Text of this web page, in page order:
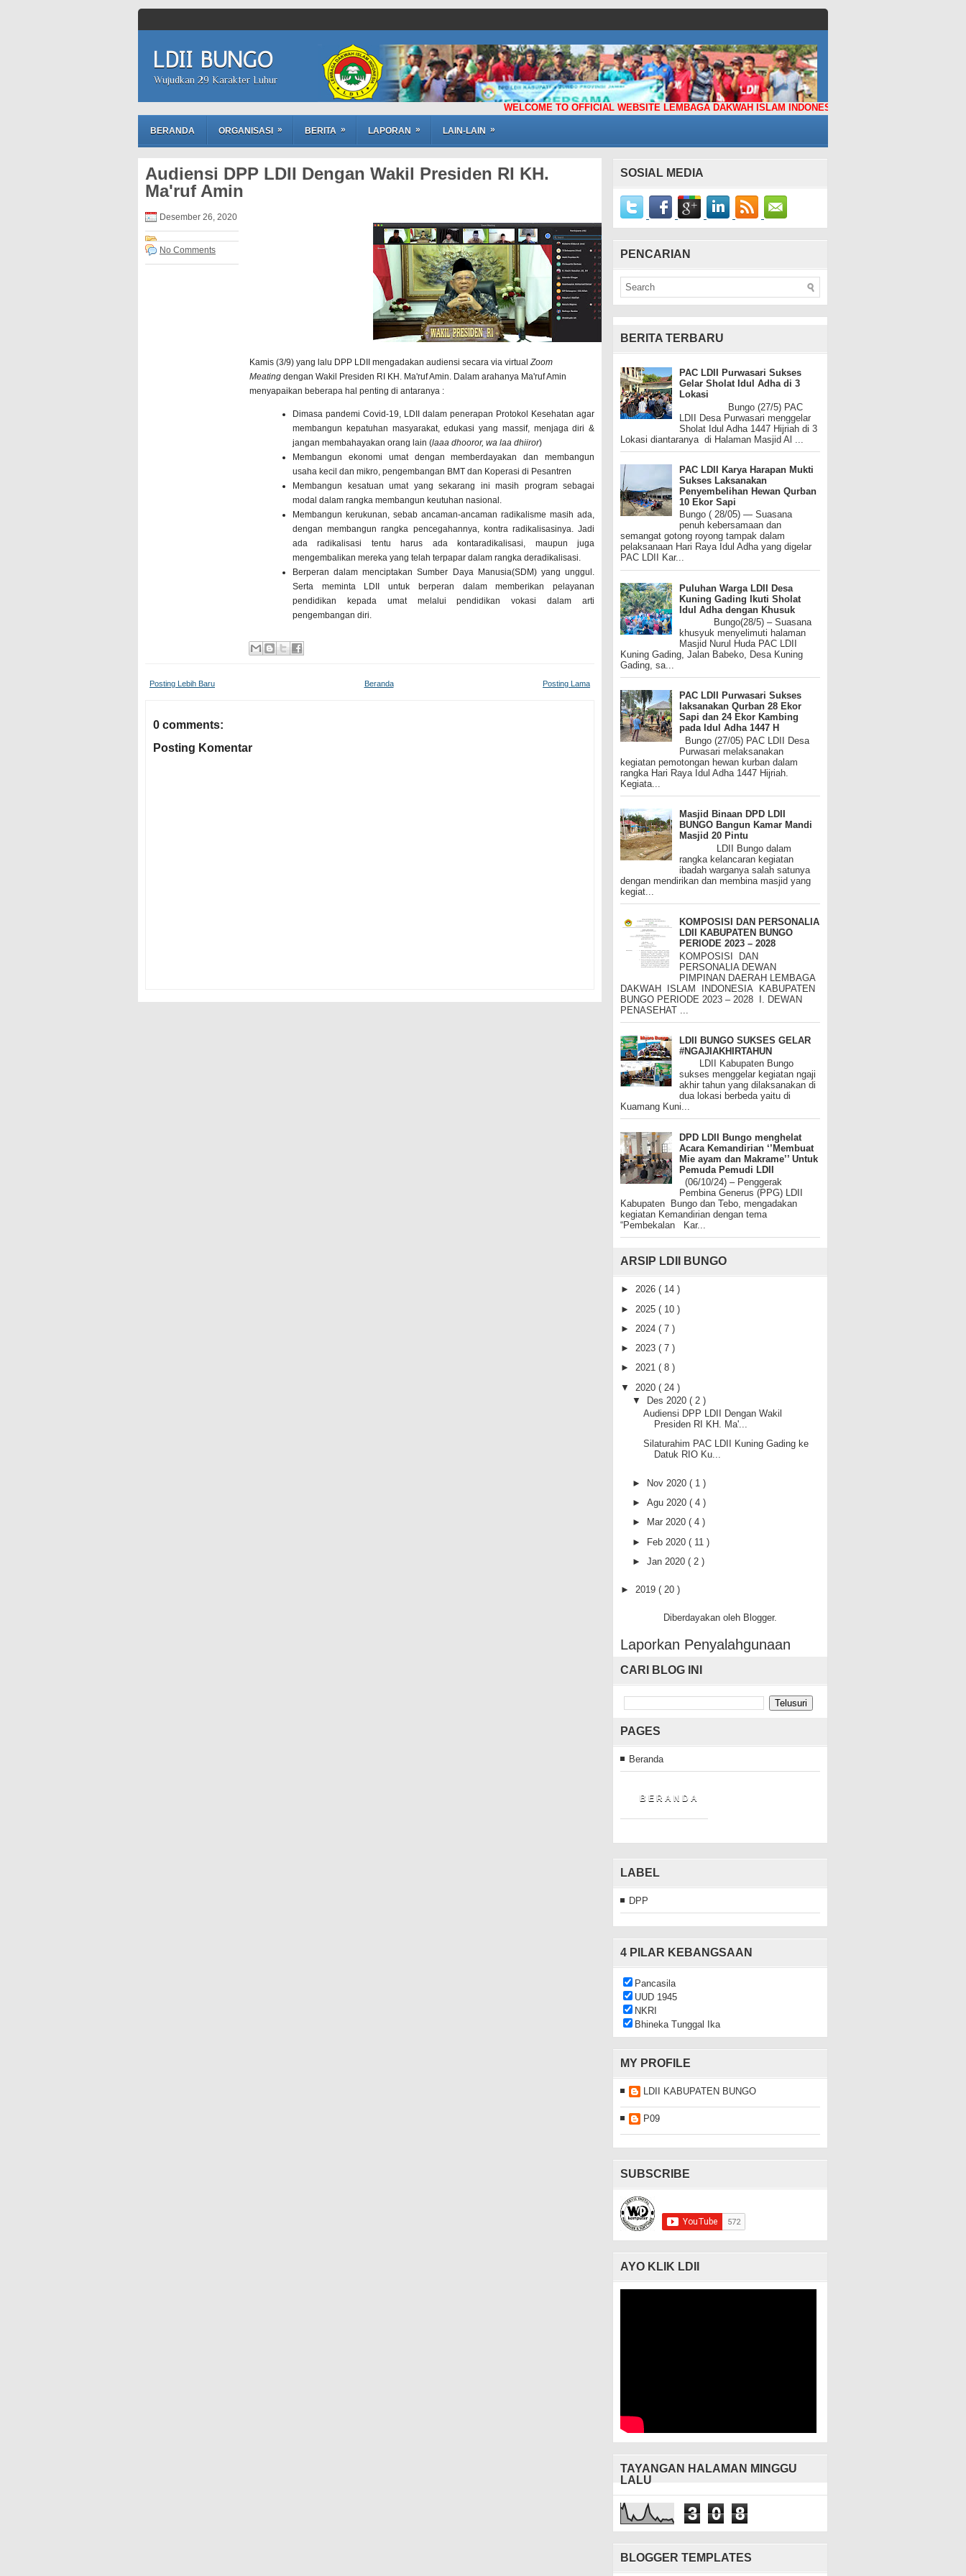
LDII BUNGO
Wujudkan 29 Karakter Luhur
WELCOME TO OFFICIAL WEBSITE LEMBAGA DAKWAH ISLAM INDONESIA (LDII) KABUPATEN BUNGO
BERANDA ORGANISASI » BERITA » LAPORAN » LAIN-LAIN »
Audiensi DPP LDII Dengan Wakil Presiden RI KH.
Ma'ruf Amin
Desember 26, 2020
No Comments
Kamis (3/9) yang lalu DPP LDII mengadakan audiensi secara via virtualZoom
Meating dengan Wakil Presiden RI KH. Ma'ruf Amin. Dalam arahanya Ma'ruf Amin
menyapaikan beberapa hal penting di antaranya :
Dimasa pandemi Covid-19, LDII dalam penerapan Protokol Kesehatan agar
membangun kepatuhan masyarakat, edukasi yang massif, menjaga diri &
jangan membahayakan orang lain (laaa dhooror, wa laa dhiiror)
Membangun ekonomi umat dengan memberdayakan dan membangun
usaha kecil dan mikro, pengembangan BMT dan Koperasi di Pesantren
Membangun kesatuan umat yang sekarang ini masih program sebagai
modal dalam rangka membangun keutuhan nasional.
Membangun kerukunan, sebab ancaman-ancaman radikalisme masih ada,
dengan membangun rangka pencegahannya, kontra radikalisasinya. Jadi
ada radikalisasi tentu harus ada kontaradikalisasi, maupun juga
mengembalikan mereka yang telah terpapar dalam rangka deradikalisasi.
Berperan dalam menciptakan Sumber Daya Manusia(SDM) yang unggul.
Serta meminta LDII untuk berperan dalam memberikan pelayanan
pendidikan kepada umat melalui pendidikan vokasi dalam arti
pengembangan diri.
Posting Lebih Baru Posting Lama
Beranda
0 comments:
Posting Komentar
SOSIAL MEDIA
PENCARIAN
BERITA TERBARU
PAC LDII Purwasari Sukses
Gelar Sholat Idul Adha di 3
Lokasi
Bungo (27/5) PAC
LDII Desa Purwasari menggelar
Sholat Idul Adha 1447 Hijriah di 3
Lokasi diantaranya di Halaman Masjid Al ...
PAC LDII Karya Harapan Mukti
Sukses Laksanakan
Penyembelihan Hewan Qurban
10 Ekor Sapi
Bungo ( 28/05) — Suasana
penuh kebersamaan dan
semangat gotong royong tampak dalam
pelaksanaan Hari Raya Idul Adha yang digelar
PAC LDII Kar...
Puluhan Warga LDII Desa
Kuning Gading Ikuti Sholat
Idul Adha dengan Khusuk
Bungo(28/5) – Suasana
khusyuk menyelimuti halaman
Masjid Nurul Huda PAC LDII
Kuning Gading, Jalan Babeko, Desa Kuning
Gading, sa...
PAC LDII Purwasari Sukses
laksanakan Qurban 28 Ekor
Sapi dan 24 Ekor Kambing
pada Idul Adha 1447 H
Bungo (27/05) PAC LDII Desa
Purwasari melaksanakan
kegiatan pemotongan hewan kurban dalam
rangka Hari Raya Idul Adha 1447 Hijriah.
Kegiata...
Masjid Binaan DPD LDII
BUNGO Bangun Kamar Mandi
Masjid 20 Pintu
LDII Bungo dalam
rangka kelancaran kegiatan
ibadah warganya salah satunya
dengan mendirikan dan membina masjid yang
kegiat...
KOMPOSISI DAN PERSONALIA
LDII KABUPATEN BUNGO
PERIODE 2023 – 2028
KOMPOSISI DAN
PERSONALIA DEWAN
PIMPINAN DAERAH LEMBAGA
DAKWAH ISLAM INDONESIA KABUPATEN
BUNGO PERIODE 2023 – 2028 I. DEWAN
PENASEHAT ...
LDII BUNGO SUKSES GELAR
#NGAJIAKHIRTAHUN
LDII Kabupaten Bungo
sukses menggelar kegiatan ngaji
akhir tahun yang dilaksanakan di
dua lokasi berbeda yaitu di
Kuamang Kuni...
DPD LDII Bungo menghelat
Acara Kemandirian ‘’Membuat
Mie ayam dan Makrame’’ Untuk
Pemuda Pemudi LDII
(06/10/24) – Penggerak
Pembina Generus (PPG) LDII
Kabupaten Bungo dan Tebo, mengadakan
kegiatan Kemandirian dengan tema
“Pembekalan Kar...
ARSIP LDII BUNGO
► 2026 ( 14 )
► 2025 ( 10 )
► 2024 ( 7 )
► 2023 ( 7 )
► 2021 ( 8 )
▼ 2020 ( 24 )
▼
Des 2020 ( 2 )
Audiensi DPP LDII Dengan Wakil
Presiden RI KH. Ma'...
Silaturahim PAC LDII Kuning Gading ke
Datuk RIO Ku...
► Nov 2020 ( 1 )
► Agu 2020 ( 4 )
►
Mar 2020 ( 4 )
► Feb 2020 ( 11 )
► Jan 2020 ( 2 )
► 2019 ( 20 )
Diberdayakan oleh Blogger.
Laporkan Penyalahgunaan
CARI BLOG INI
PAGES
Beranda
B E R A N D A
LABEL
DPP
4 PILAR KEBANGSAAN
Pancasila
UUD 1945
NKRI
Bhineka Tunggal Ika
MY PROFILE
LDII KABUPATEN BUNGO
P09
SUBSCRIBE
AYO KLIK LDII
TAYANGAN HALAMAN MINGGU
LALU
3 0 8
BLOGGER TEMPLATES